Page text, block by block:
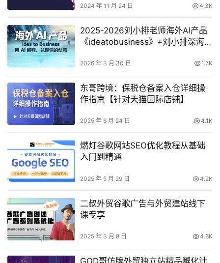
2024 年 11 月 24 日 4.3K
2025-2026刘小排老师海外AI产品
《ideatobusiness》+刘小排深海圈
创意
2026 年 3 月 30 日 1.7K
东哥跨境：保税仓备案入仓详细操
作指南【针对天猫国际店铺】
2025 年 6 月 24 日 4.1K
燃灯谷歌网站SEO优化教程从基础
入门到精通
2025 年 5 月 29 日 4.2K
二叔外贸谷歌广告与外贸建站线下
课专享
2025 年 3 月 8 日 4.6K
GOD哥仿牌外贸独立站精品孵化计